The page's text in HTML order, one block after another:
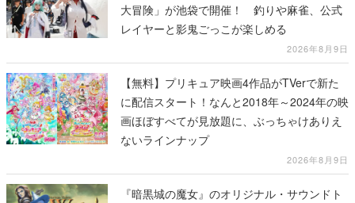
大冒険」が池袋で開催！ 釣りや麻雀、公式
レイヤーと影鬼ごっこが楽しめる
2026年8月9日
【無料】プリキュア映画4作品がTVerで新た
に配信スタート！なんと2018年～2024年の映
画ほぼすべてが見放題に、ぶっちゃけありえ
ないラインナップ
2026年8月9日
『暗黒城の魔女』のオリジナル・サウンドト